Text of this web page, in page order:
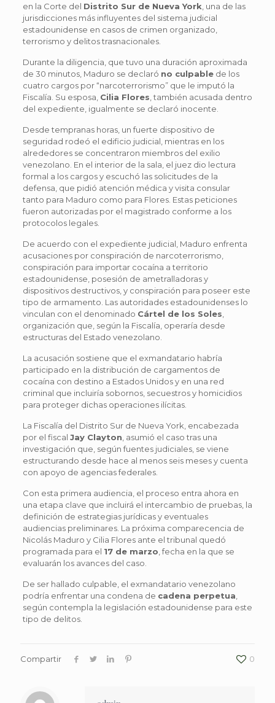
en la Corte del Distrito Sur de Nueva York , una de las
jurisdicciones más influyentes del sistema judicial
estadounidense en casos de crimen organizado,
terrorismo y delitos trasnacionales.
Durante la diligencia, que tuvo una duración aproximada
de 30 minutos, Maduro se declaró no culpablede los
cuatro cargos por “narcoterrorismo” que le imputó la
Fiscalía. Su esposa, Cilia Flores , también acusada dentro
del expediente, igualmente se declaró inocente.
Desde tempranas horas, un fuerte dispositivo de
seguridad rodeó el edificio judicial, mientras en los
alrededores se concentraron miembros del exilio
venezolano. En el interior de la sala, el juez dio lectura
formal a los cargos y escuchó las solicitudes de la
defensa, que pidió atención médica y visita consular
tanto para Maduro como para Flores. Estas peticiones
fueron autorizadas por el magistrado conforme a los
protocolos legales.
De acuerdo con el expediente judicial, Maduro enfrenta
acusaciones por conspiración de narcoterrorismo,
conspiración para importar cocaína a territorio
estadounidense, posesión de ametralladoras y
dispositivos destructivos, y conspiración para poseer este
tipo de armamento. Las autoridades estadounidenses lo
vinculan con el denominado Cártel de los Soles
organización que, según la Fiscalía, operaría desde
estructuras del Estado venezolano.
La acusación sostiene que el exmandatario habría
participado en la distribución de cargamentos de
cocaína con destino a Estados Unidos y en una red
criminal que incluiría sobornos, secuestros y homicidios
para proteger dichas operaciones ilícitas.
La Fiscalía del Distrito Sur de Nueva York, encabezada
por el fiscal Jay Clayton , asumió el caso tras una
investigación que, según fuentes judiciales, se viene
estructurando desde hace al menos seis meses y cuenta
con apoyo de agencias federales.
Con esta primera audiencia, el proceso entra ahora en
una etapa clave que incluirá el intercambio de pruebas, la
definición de estrategias jurídicas y eventuales
audiencias preliminares. La próxima comparecencia de
Nicolás Maduro y Cilia Flores ante el tribunal quedó
programada para el 17 de marzo , fecha en la que se
evaluarán los avances del caso.
De ser hallado culpable, el exmandatario venezolano
podría enfrentar una condena de cadena perpetua
según contempla la legislación estadounidense para este
tipo de delitos.
Compartir 0